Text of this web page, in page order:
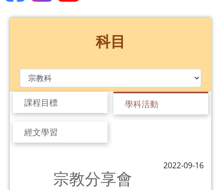
科目
課程目標 學科活動
經文學習
2022-09-16
宗教分享會